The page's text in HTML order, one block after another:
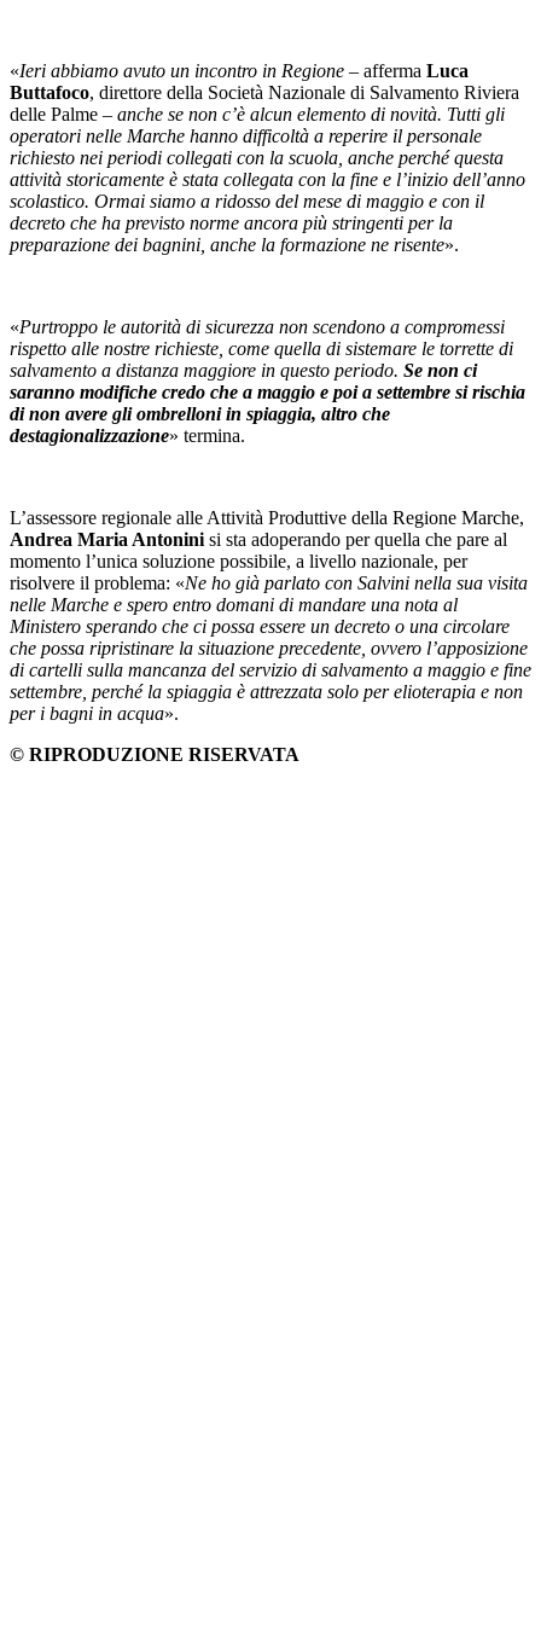
«Ieri abbiamo avuto un incontro in Regione – afferma Luca
Buttafoco, direttore della Società Nazionale di Salvamento Riviera
delle Palme – anche se non c’è alcun elemento di novità. Tutti gli
operatori nelle Marche hanno difficoltà a reperire il personale
richiesto nei periodi collegati con la scuola, anche perché questa
attività storicamente è stata collegata con la fine e l’inizio dell’anno
scolastico. Ormai siamo a ridosso del mese di maggio e con il
decreto che ha previsto norme ancora più stringenti per la
preparazione dei bagnini, anche la formazione ne risente».
«Purtroppo le autorità di sicurezza non scendono a compromessi
rispetto alle nostre richieste, come quella di sistemare le torrette di
salvamento a distanza maggiore in questo periodo. Se non ci
saranno modifiche credo che a maggio e poi a settembre si rischia
di non avere gli ombrelloni in spiaggia, altro che
destagionalizzazione» termina.
L’assessore regionale alle Attività Produttive della Regione Marche,
Andrea Maria Antonini si sta adoperando per quella che pare al
momento l’unica soluzione possibile, a livello nazionale, per
risolvere il problema: «Ne ho già parlato con Salvini nella sua visita
nelle Marche e spero entro domani di mandare una nota al
Ministero sperando che ci possa essere un decreto o una circolare
che possa ripristinare la situazione precedente, ovvero l’apposizione
di cartelli sulla mancanza del servizio di salvamento a maggio e fine
settembre, perché la spiaggia è attrezzata solo per elioterapia e non
per i bagni in acqua».
© RIPRODUZIONE RISERVATA